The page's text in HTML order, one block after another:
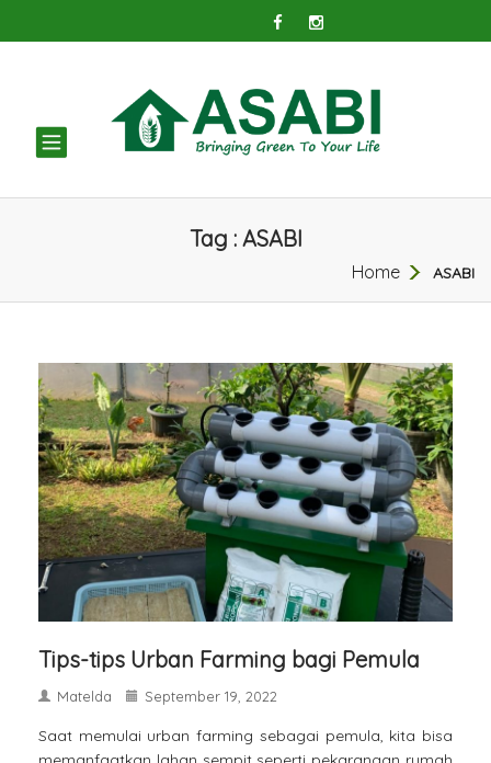
TOGGLE
NAVIGATION
Tag : ASABI
Home ASABI
Tips-tips Urban Farming bagi Pemula
Matelda September 19, 2022
Saat memulai urban farming sebagai pemula, kita bisa